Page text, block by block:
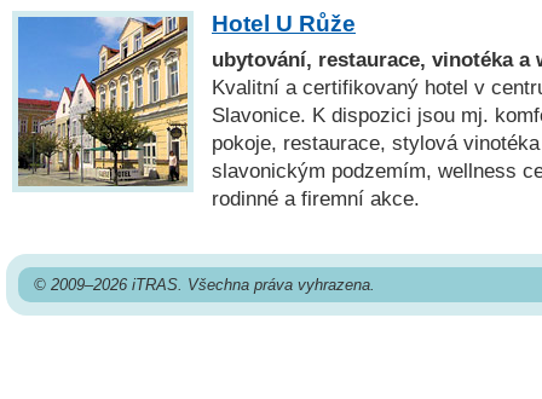
Hotel U Růže
ubytování, restaurace, vinotéka a
Kvalitní a certifikovaný hotel v
Slavonice. K dispozici jsou mj.
pokoje, restaurace, stylová
slavonickým podzemím, wellness
rodinné a firemní akce.
© 2009–2026 iTRAS. Všechna práva vyhrazena.